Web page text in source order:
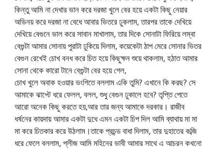
কিন্তু আমি না দেখার ভান করে দরজা খুলে বের হয়ে একটা কিছু নেয়ার
অভিনয় করে দরজা না বেধে আবার ভিতরে ঢুকলাম, তারপর তাকে দেখিয়ে
দেখিয়ে বেগুনে ভাল করে সাবান মাখালাম, তার দিকে সোনাটা ফিরিয়ে লম্বা
বেগুন্টা আমার সোনায় পুরাটা ঢুকিয়ে দিলাম, কয়েকেটা ঠাপ মেরে সোনার ভিতর
বেগুন রেখেই চোখ বনধ করে চিত হয়ে কিছুক্ষন শুয়ে থাকলাম, হঠাত আমার
সোনা থেকে কারো টানে বেগুন্টা বের হয়ে গেল,
চোখ খুলে অবাক হওয়ার ভংগিতে বললাম একি তুমি? এখানে কি করছ? সে
আমাকে ঝাপ্টে ধরে ফেলল, বলল, শুধু বেগুন ঢুকালে হবে? তৃপ্তি পেতে
আরো অনেক কিছু করতে হয়,আর তার জন্য আমাকে দরকার। রাজীব
ধর্ষনের কায়দায় আমার একটা দুধে এমন একটা চিপ দিল আমি ব্যাথায় মা মা
মা করে চিতকার করে উঠলাম।তাকে প্রচন্ড বাধা দিলাম, তার দুহাতের কব্জি
ধরে ফেলে বললাম, প্লীজ আমি মহিনের ভাবী আমার সাথে এ আচরন কখনো